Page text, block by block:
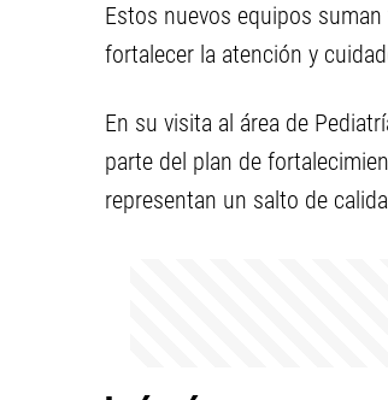
Estos nuevos equipos
fortalecer la atención y
En su visita al área de
parte del plan de
representan un salto de